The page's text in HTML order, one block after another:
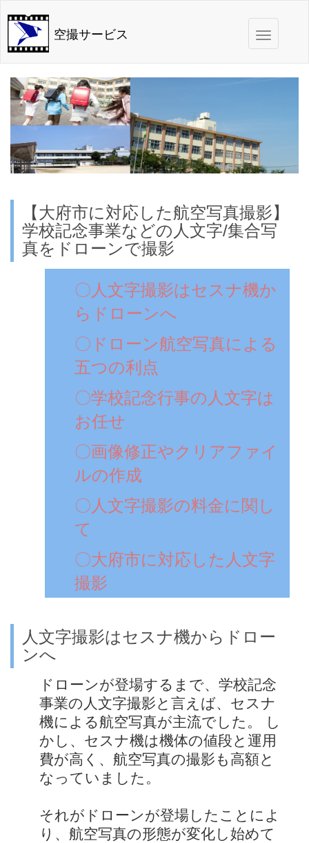
navigation
空撮サービス
【大府市に対応した航空写真撮影】
学校記念事業などの人文字/集合写
真をドローンで撮影
〇人文字撮影はセスナ機か
らドローンへ
〇ドローン航空写真による
五つの利点
〇学校記念行事の人文字は
お任せ
〇画像修正やクリアファイ
ルの作成
〇人文字撮影の料金に関し
て
〇大府市に対応した人文字
撮影
人文字撮影はセスナ機からドロー
ンへ
ドローンが登場するまで、学校記念
事業の人文字撮影と言えば、セスナ
機による航空写真が主流でした。 し
かし、セスナ機は機体の値段と運用
費が高く、航空写真の撮影も高額と
なっていました。
それがドローンが登場したことによ
り、航空写真の形態が変化し始めて